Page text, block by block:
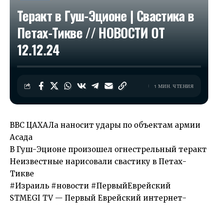
Теракт в Гуш-Эционе | Свастика в
Петах-Тикве // НОВОСТИ ОТ
12.12.24
1 МИН. ЧТЕНИЯ
ВВС ЦАХАЛа наносит удары по объектам армии
Асада
В Гуш-Эционе произошел огнестрельный теракт
Неизвестные нарисовали свастику в Петах-
Тикве
#Израиль #новости #ПервыйЕврейский
STMEGI TV — Первый Еврейский интернет-